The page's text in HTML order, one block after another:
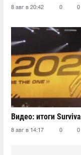
8 авг в 20:42 0 0
Видео: итоги
8 авг в 14:17 0 0